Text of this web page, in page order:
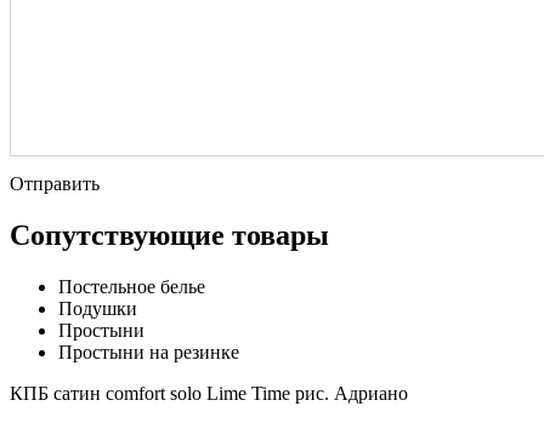
Отправить
Сопутствующие товары
Постельное белье
Подушки
Простыни
Простыни на резинке
КПБ сатин comfort solo Lime Time рис. Адриано